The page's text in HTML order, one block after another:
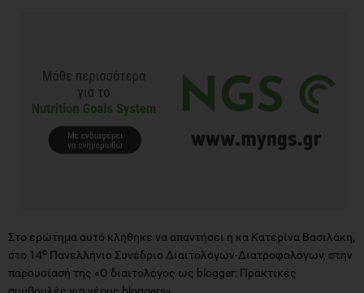
Στο ερώτημα αυτό κλήθηκε να απαντήσει η κα Κατερίνα Βασιλάκη,
στο 14ο Πανελλήνιο Συνέδριο Διαιτολόγων-Διατροφολόγων, στην
παρουσίασή της «Ο διαιτολόγος ως blogger: Πρακτικές
συμβουλές για νέους bloggers».